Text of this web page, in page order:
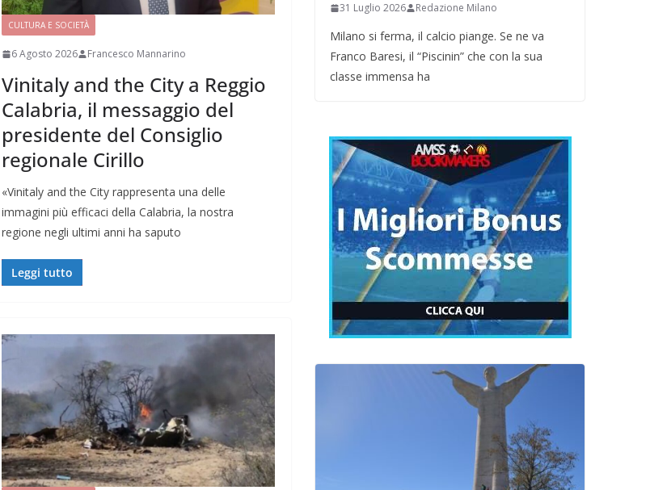
CULTURA E SOCIETÀ
6 Agosto 2026 Francesco Mannarino
Vinitaly and the City a Reggio
Calabria, il messaggio del
presidente del Consiglio
regionale Cirillo
«Vinitaly and the City rappresenta una delle
immagini più efficaci della Calabria, la nostra
regione negli ultimi anni ha saputo
Leggi tutto
31 Luglio 2026 Redazione Milano
Milano si ferma, il calcio piange. Se ne va
Franco Baresi, il “Piscinin” che con la sua
classe immensa ha